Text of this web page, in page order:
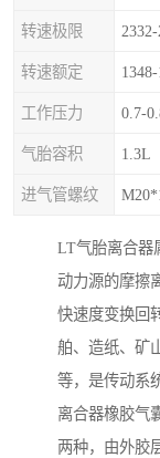
转速极限
转速额定
工作压力 0.7-
气胎容积 1.3L
进气管螺纹
LT气胎离合器
动力源的摩擦
快速度变换回
舶、造纸、矿
等，是传动系
离合器橡胶气
两种，由外胶